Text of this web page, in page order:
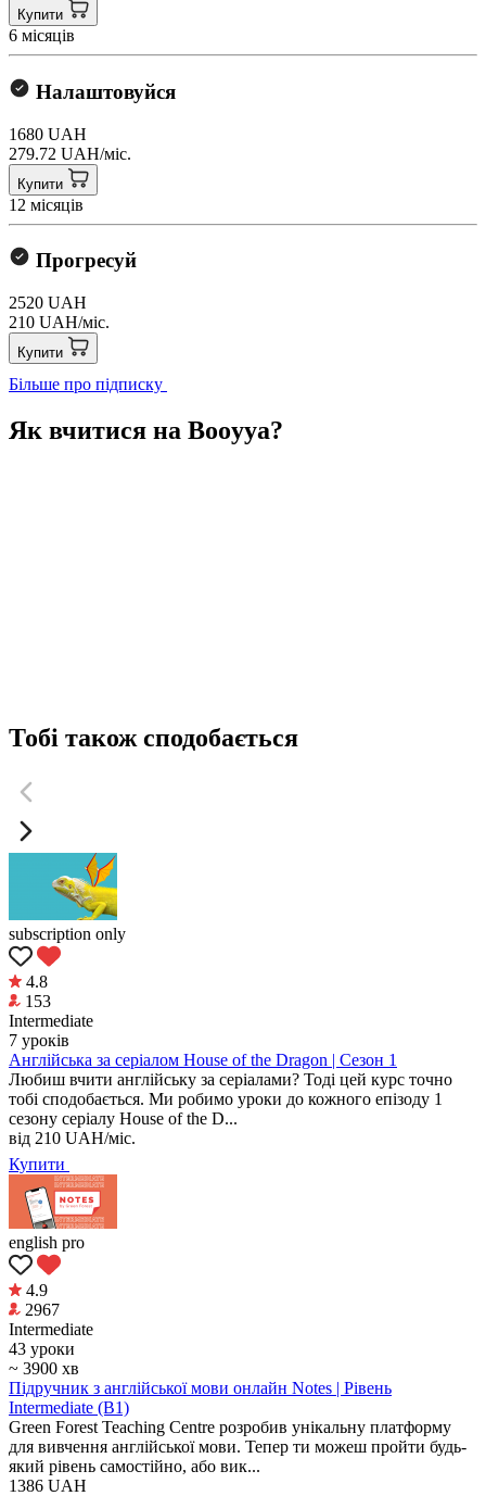
Купити
6 місяців
Налаштовуйся
1680 UAH
279.72 UAH/міс.
Купити
12 місяців
Прогресуй
2520 UAH
210 UAH/міс.
Купити
Більше про підписку
Як вчитися на Booyya?
Тобі також сподобається
subscription only
4.8
153
Intermediate
7 уроків
Англійська за серіалом House of the Dragon | Сезон 1
Любиш вчити англійську за серіалами? Тоді цей курс точно
тобі сподобається. Ми робимо уроки до кожного епізоду 1
сезону серіалу House of the D...
від 210 UAH/міс.
Купити
english pro
4.9
2967
Intermediate
43 уроки
~ 3900 хв
Підручник з англійської мови онлайн Notes | Рівень
Intermediate (В1)
Green Forest Teaching Centre розробив унікальну платформу
для вивчення англійської мови. Тепер ти можеш пройти будь-
який рівень самостійно, або вик...
1386 UAH